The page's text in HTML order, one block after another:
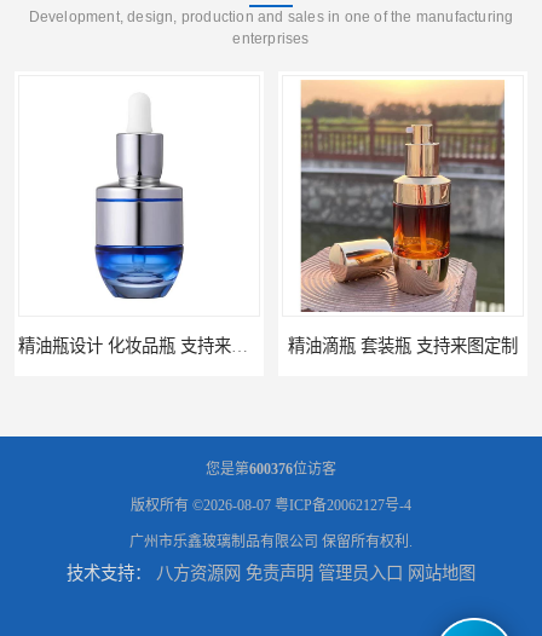
Development, design, production and sales in one of the manufacturing
enterprises
精油瓶设计 化妆品瓶 支持来图定制 精油滴瓶 套装瓶 支持来图定制
您是第600376位访客
版权所有 ©2026-08-07 粤ICP备20062127号-4
广州市乐鑫玻璃制品有限公司 保留所有权利.
技术支持： 八方资源网 免责声明 管理员入口 网站地图